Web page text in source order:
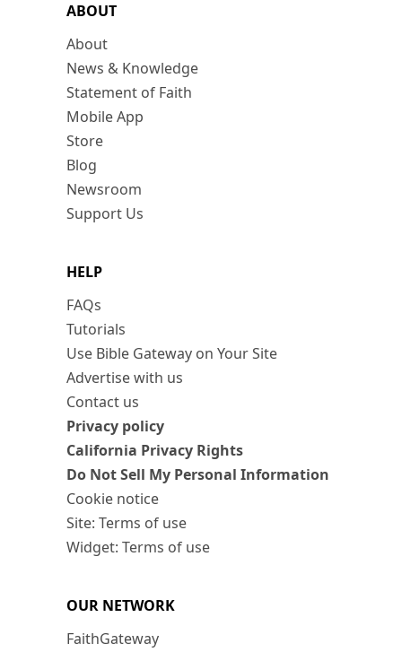
ABOUT
About
News & Knowledge
Statement of Faith
Mobile App
Store
Blog
Newsroom
Support Us
HELP
FAQs
Tutorials
Use Bible Gateway on Your Site
Advertise with us
Contact us
Privacy policy
California Privacy Rights
Do Not Sell My Personal Information
Cookie notice
Site: Terms of use
Widget: Terms of use
OUR NETWORK
FaithGateway